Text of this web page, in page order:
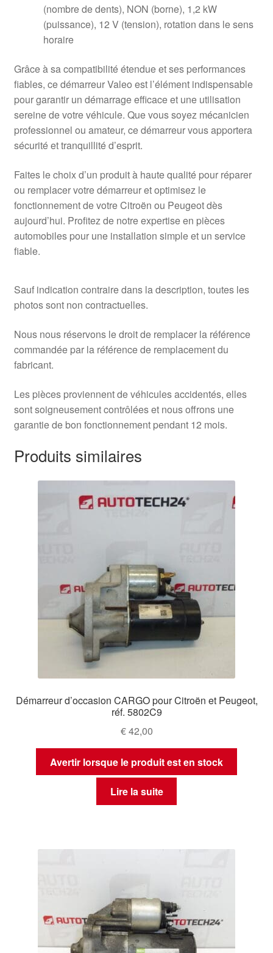
(nombre de dents), NON (borne), 1,2 kW
(puissance), 12 V (tension), rotation dans le sens
horaire
Grâce à sa compatibilité étendue et ses performances
fiables, ce démarreur Valeo est l’élément indispensable
pour garantir un démarrage efficace et une utilisation
sereine de votre véhicule. Que vous soyez mécanicien
professionnel ou amateur, ce démarreur vous apportera
sécurité et tranquillité d’esprit.
Faites le choix d’un produit à haute qualité pour réparer
ou remplacer votre démarreur et optimisez le
fonctionnement de votre Citroën ou Peugeot dès
aujourd’hui. Profitez de notre expertise en pièces
automobiles pour une installation simple et un service
fiable.
Sauf indication contraire dans la description, toutes les
photos sont non contractuelles.
Nous nous réservons le droit de remplacer la référence
commandée par la référence de remplacement du
fabricant.
Les pièces proviennent de véhicules accidentés, elles
sont soigneusement contrôlées et nous offrons une
garantie de bon fonctionnement pendant 12 mois.
Produits similaires
Démarreur d’occasion CARGO pour Citroën et Peugeot,
réf. 5802C9
€42,00
Avertir lorsque le produit est en stock
Lire la suite